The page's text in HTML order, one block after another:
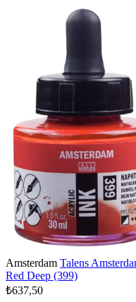
Amsterdam Talens
Red Deep (399)
₺637,50